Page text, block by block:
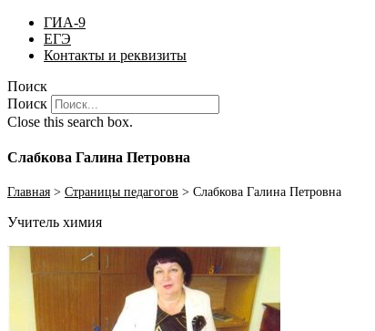
ГИА-9
ЕГЭ
Контакты и реквизиты
Поиск
Поиск
Close this search box.
Слабкова Галина Петровна
Главная > Страницы педагогов > Слабкова Галина Петровна
Учитель химия